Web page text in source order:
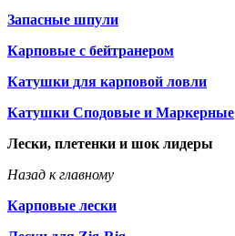
Запасные шпули
Карповые с бейтранером
Катушки для карповой ловли
Катушки Сподовые и Маркерные
Лески, плетенки и шок лидеры
Назад к главному
Карповые лески